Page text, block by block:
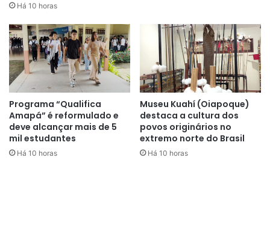
Há 10 horas
Programa “Qualifica
Amapá” é reformulado e
deve alcançar mais de 5
mil estudantes
Há 10 horas
Museu Kuahí (Oiapoque)
destaca a cultura dos
povos originários no
extremo norte do Brasil
Há 10 horas